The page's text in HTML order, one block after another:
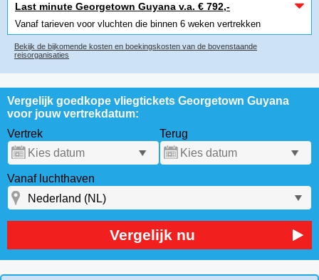
Last minute Georgetown Guyana v.a. € 792,-
Vanaf tarieven voor vluchten die binnen 6 weken vertrekken
Bekijk de bijkomende kosten en boekingskosten van de bovenstaande
reisorganisaties
Vergelijk goedkope vliegtickets Georgetown Guyana
voor jouw vertrekdatum:
Vertrek
Terug
Vanaf luchthaven
Vergelijk nu